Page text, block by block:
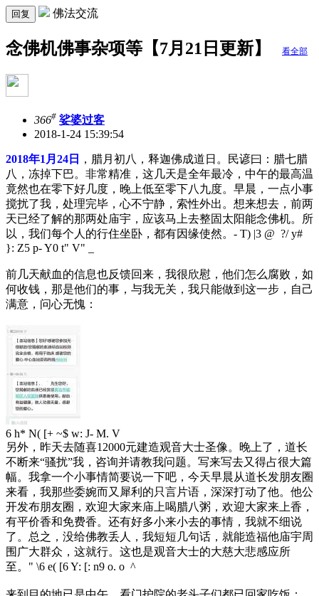
回复 佛法交流
念佛机佛事杂项等【7月21日更新】 看全部
366# 娑婆过客
2018-1-24 15:39:54
2018年1月24日
，腊月初八，释迦佛成道日。民谚曰：腊七腊
八，冻掉下巴。非常精准，这几天是全年最冷，中午的最高温
竟然也在零下好几度，晚上低至零下八九度。早晨，一点小事
搅扰了我，处理完毕，心不宁静，索性外出。想来想去，前两
天已经了解的那两处庙宇，应该马上去整固太阳能念佛机。所
以，我们每个人的行住坐卧，都有因缘使然。 - T) |3 @ ?/ y#
}: Z5 p- Y0 t" V" _
前几天献血的信息也反馈回来，我很欣慰，他们怎么腐败，如
何收钱，那是他们的事，与我无关，我只能做到这一步，自己
满意，问心无愧：
6 h* N( [+ ~$ w: J- M. V
另外，昨天去随喜12000元建造观音大士圣像。晚上了，道长
不断来“骚扰”我，咨询并请教我问题。写来写去又得占很大篇
幅。我拿一个小事情简要说一下吧，今天早晨从道长发朋友圈
来看，我那些委婉而又犀利的只言片语，深深打动了他。他公
开发布朋友圈，欢迎大家来庙上喝腊八粥，欢迎大家来上香，
有平价香和免费香。还有好多小来小去的事情，我就不细说
了。总之，没给佛教丢人，我短短几句话，就能造福他庙宇周
围广大群众，这就行。这也是观音大士的大慈大悲感应所
至。 " \6 e( [6 Y: [: n9 o. o ^